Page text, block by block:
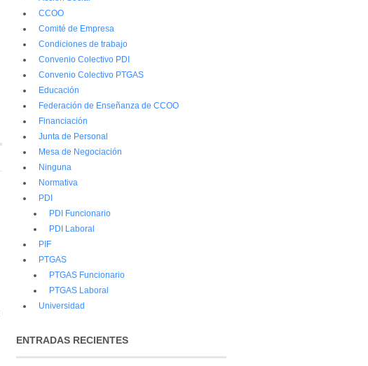
CCOO
Comité de Empresa
Condiciones de trabajo
Convenio Colectivo PDI
Convenio Colectivo PTGAS
Educación
Federación de Enseñanza de CCOO
Financiación
Junta de Personal
Mesa de Negociación
Ninguna
Normativa
PDI
PDI Funcionario
PDI Laboral
PIF
PTGAS
PTGAS Funcionario
PTGAS Laboral
Universidad
ENTRADAS RECIENTES